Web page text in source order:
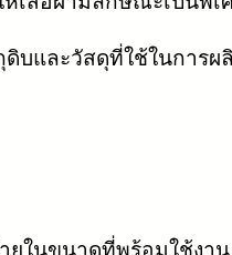
บและวัสดุที่ใช้ในการผ